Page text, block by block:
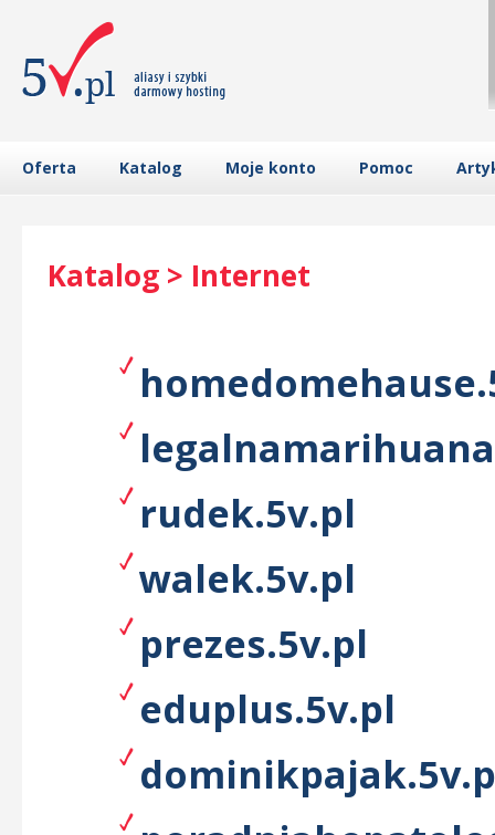
Oferta Katalog Moje konto Pomoc
Katalog > Internet
rudek.5v.pl
walek.5v.pl
prezes.5v.pl
eduplus.5v.pl